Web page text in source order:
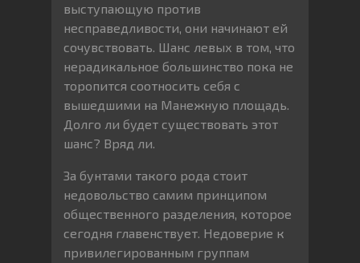
выступающую против
несправедливости, они начинают ей
сочувствовать. Шанс левых в том, что
нерадикальное большинство пока не
торопится соотносить себя с
вышедшими на Манежную площадь.
Долго ли будет существовать этот
шанс? Вряд ли.
За бунтами такого рода стоит
недовольство самим принципом
общественного разделения, которое
сегодня главенствует. Недоверие к
привилегированным группам